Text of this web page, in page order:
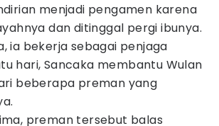
menjadi pengamen karena
dan ditinggal pergi ibunya.
ia bekerja sebagai penjaga
hari, Sancaka membantu Wulan
beberapa preman yang
preman tersebut balas